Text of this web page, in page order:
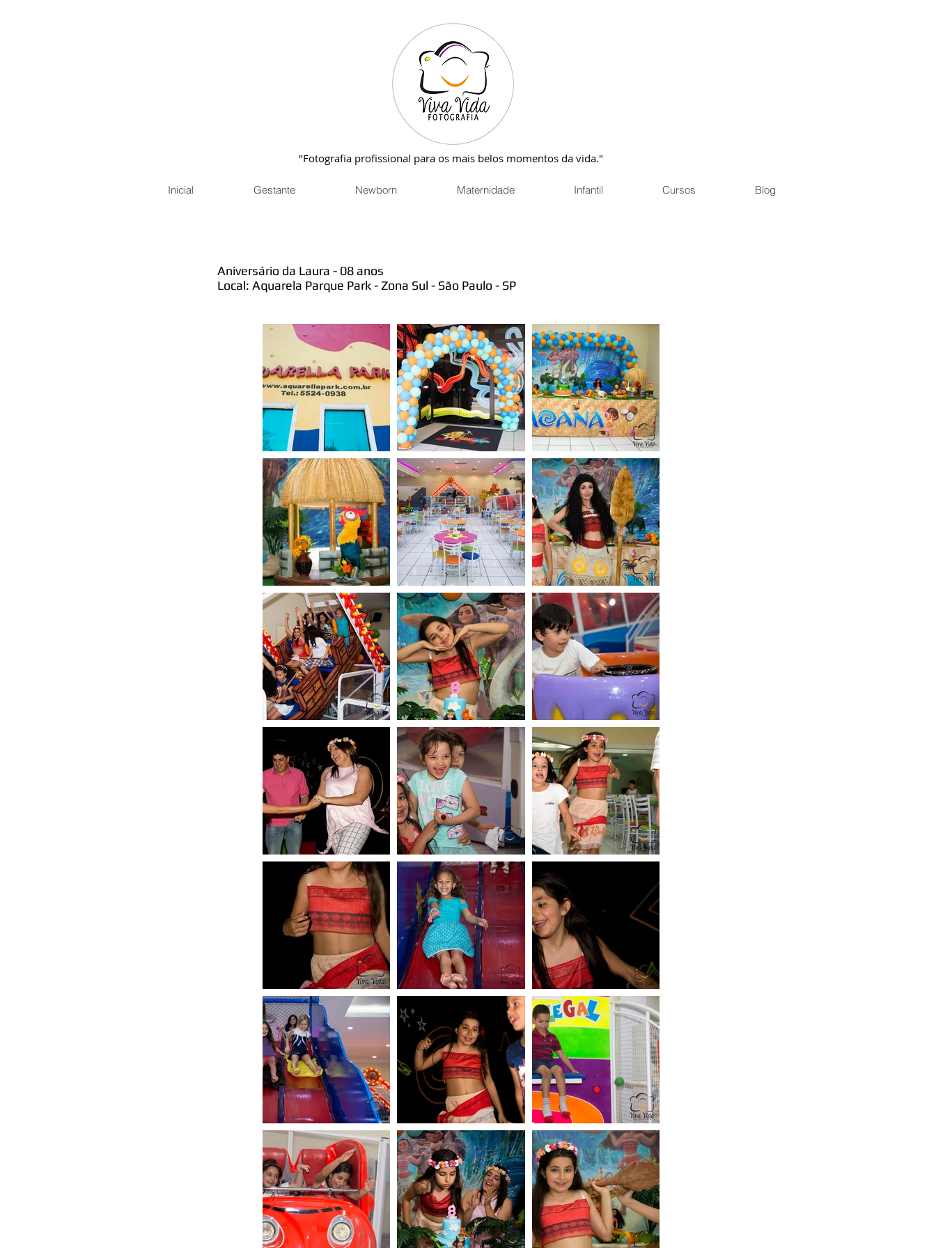
"Fotografia profissional para os mais belos momentos da vida."
Inicial Gestante Newborn Maternidade Infantil Cursos Blog
Aniversário da Laura - 08 anos
Local: Aquarela Parque Park - Zona Sul - São Paulo - SP